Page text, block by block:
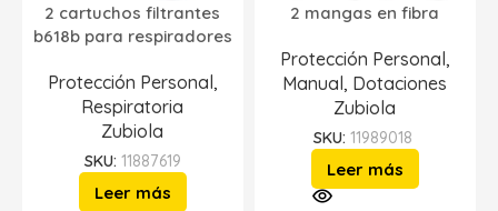
2 cartuchos filtrantes
b618b para respiradores
Protección Personal,
Respiratoria
Zubiola
SKU: 11887619
Leer más
2 mangas en fibra
Protección Personal,
Manual, Dotaciones
Zubiola
SKU: 11989018
Leer más